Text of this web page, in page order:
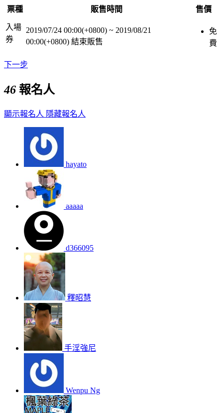
票種 販售時間 售價
入場
券
2019/07/24 00:00(+0800) ~ 2019/08/21
00:00(+0800) 結束販售
免
費
下一步
46 報名人
顯示報名人 隱藏報名人
hayato
aaaaa
d366095
釋昭慧
手淫強尼
Wenpu Ng